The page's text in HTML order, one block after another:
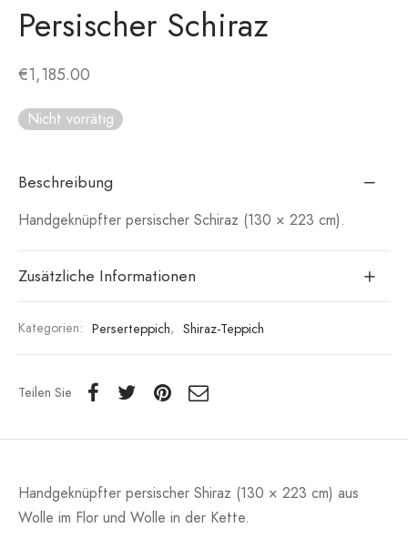
Persischer Schiraz
€1,185.00
Nicht vorrätig
Beschreibung
Handgeknüpfter persischer Schiraz (130 × 223 cm).
Zusätzliche Informationen
Kategorien: Perserteppich, Shiraz-Teppich
Teilen Sie
Handgeknüpfter persischer Shiraz (130 × 223 cm) aus
Wolle im Flor und Wolle in der Kette.